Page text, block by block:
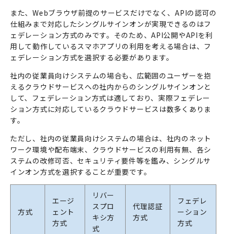
また、Webブラウザ前提のサービスだけでなく、APIの認可の
仕組みまで対応したシングルサインオンが実現できるのはフ
ェデレーション方式のみです。そのため、API公開やAPIを利
用して動作しているスマホアプリの利用を考える場合は、フ
ェデレーション方式を選択する必要があります。
社内の従業員向けシステムの場合も、広範囲のユーザーを抱
えるクラウドサービスへの社内からのシングルサインオンと
して、フェデレーション方式は適しており、実際フェデレー
ション方式に対応しているクラウドサービスは数多くありま
す。
ただし、社内の従業員向けシステムの場合は、社内のネット
ワーク環境や配布端末、クラウドサービスの利用有無、各シ
ステムの改修可否、セキュリティ要件等を鑑み、シングルサ
インオン方式を選択することが重要です。
方式
エージ
ェント
方式
リバー
スプロ
キシ方
式
代理認証
方式
フェデレ
ーション
方式